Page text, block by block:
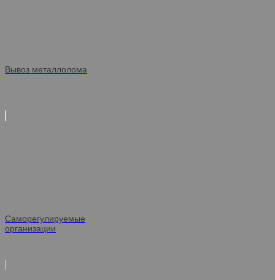
Вывоз металлолома
Саморегулируемые
организации